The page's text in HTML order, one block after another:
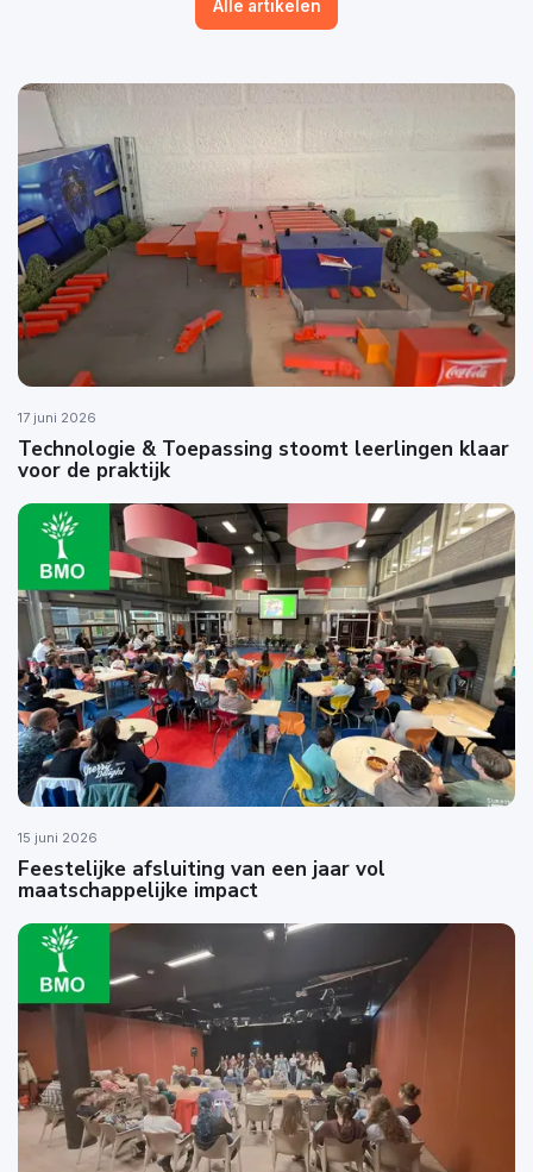
Alle artikelen
17 juni 2026
Technologie & Toepassing stoomt leerlingen klaar
voor de praktijk
15 juni 2026
Feestelijke afsluiting van een jaar vol
maatschappelijke impact